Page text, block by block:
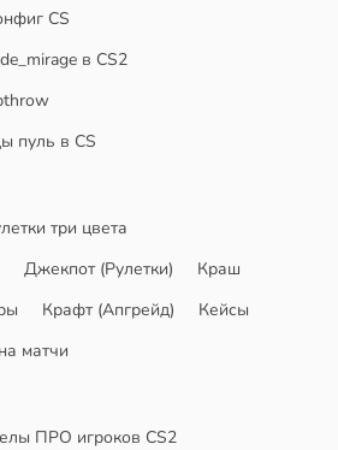
CS
в CS2
пуль в CS
три цвета
Джекпот (Рулетки)
Краш
Крафт (Апгрейд)
Кейсы
матчи
ПРО игроков CS2